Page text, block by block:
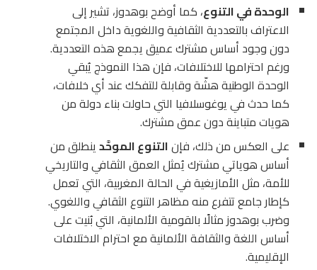
الوحدة في التنوع، كما أوضح بوهدوز، تشير إلى
الاعتراف بالتعددية الثقافية واللغوية داخل المجتمع
دون وجود أساس مشترك عميق يجمع هذه التعددية.
ورغم احترامها للاختلافات، فإن هذا النموذج يُبقي
الوحدة الوطنية هشّة وقابلة للتفكك عند أي خلافات،
كما حدث في يوغوسلافيا التي حاولت بناء دولة من
هويات متباينة دون عمق مشترك.
على العكس من ذلك، فإنالتنوع الموحَّدينطلق من
أساس هوياتي مشترك يُمثل العمق الثقافي والتاريخي
للأمة، مثل الأمازيغية في الحالة المغربية، التي تعمل
كإطار جامع تتفرع منه مظاهر التنوع الثقافي واللغوي.
وضرب بوهدوز مثالًا بالقومية الألمانية، التي بُنيت على
أساس اللغة والثقافة الألمانية مع احترام الاختلافات
الإقليمية.